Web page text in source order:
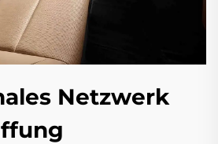
Netzwerk